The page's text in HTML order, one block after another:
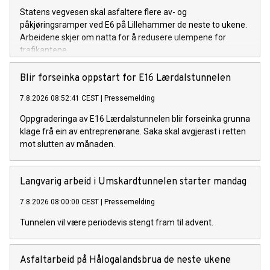
Statens vegvesen skal asfaltere flere av- og
påkjøringsramper ved E6 på Lillehammer de neste to ukene.
Arbeidene skjer om natta for å redusere ulempene for
trafikantene.
Blir forseinka oppstart for E16 Lærdalstunnelen
7.8.2026 08:52:41 CEST | Pressemelding
Oppgraderinga av E16 Lærdalstunnelen blir forseinka grunna
klage frå ein av entreprenørane. Saka skal avgjerast i retten
mot slutten av månaden.
Langvarig arbeid i Umskardtunnelen starter mandag
7.8.2026 08:00:00 CEST | Pressemelding
Tunnelen vil være periodevis stengt fram til advent.
Asfaltarbeid på Hålogalandsbrua de neste ukene